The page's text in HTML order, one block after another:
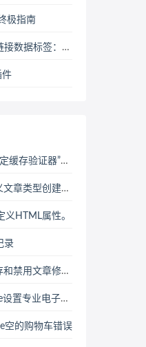
极指南
：get_bookmarks
件
证器”的警告问题
创建高级搜索表单
义HTML属性。
录
章修订版本的方法
业电子邮件地址
空的购物车错误